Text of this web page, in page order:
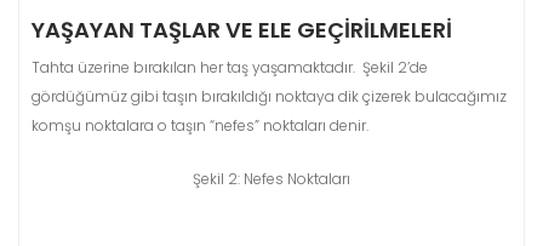
YAŞAYAN TAŞLAR VE ELE GEÇIRILMELERI
Tahta üzerine bırakılan her taş yaşamaktadır. Şekil 2’de
gördüğümüz gibi taşın bırakıldığı noktaya dik çizerek bulacağımız
komşu noktalara o taşın “nefes” noktaları denir.
Şekil 2: Nefes Noktaları